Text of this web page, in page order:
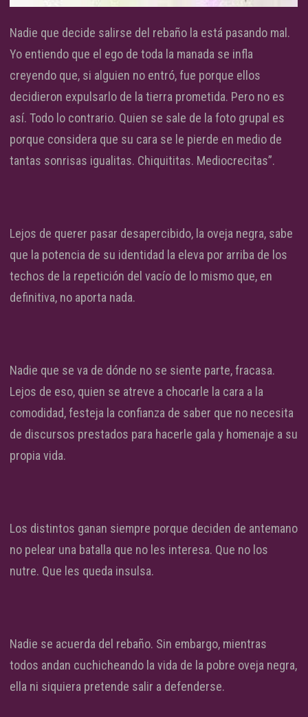
Nadie que decide salirse del rebaño la está pasando mal.
Yo entiendo que el ego de toda la manada se infla
creyendo que, si alguien no entró, fue porque ellos
decidieron expulsarlo de la tierra prometida. Pero no es
así. Todo lo contrario. Quien se sale de la foto grupal es
porque considera que su cara se le pierde en medio de
tantas sonrisas igualitas. Chiquititas. Mediocrecitas”.
Lejos de querer pasar desapercibido, la oveja negra, sabe
que la potencia de su identidad la eleva por arriba de los
techos de la repetición del vacío de lo mismo que, en
definitiva, no aporta nada.
Nadie que se va de dónde no se siente parte, fracasa.
Lejos de eso, quien se atreve a chocarle la cara a la
comodidad, festeja la confianza de saber que no necesita
de discursos prestados para hacerle gala y homenaje a su
propia vida.
Los distintos ganan siempre porque deciden de antemano
no pelear una batalla que no les interesa. Que no los
nutre. Que les queda insulsa.
Nadie se acuerda del rebaño. Sin embargo, mientras
todos andan cuchicheando la vida de la pobre oveja negra,
ella ni siquiera pretende salir a defenderse.